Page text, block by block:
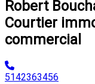
Robert
Courtier
commercial
5142363456